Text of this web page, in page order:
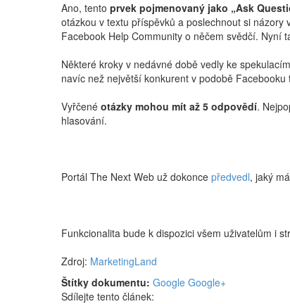
Ano, tento prvek pojmenovaný jako „Ask
otázkou v textu příspěvků a poslechnout si
Facebook Help Community o něčem svědčí. Nyní
Některé kroky v nedávné době vedly ke
navíc než největší konkurent v podobě Facebooku
Vyřčené otázky mohou mít až 5 odpovědí.
hlasování.
Portál The Next Web už dokonce předvedl, jaký
Funkcionalita bude k dispozici všem uživatelům i
Zdroj: MarketingLand
Štítky dokumentu: Google Google+
Sdílejte tento článek: